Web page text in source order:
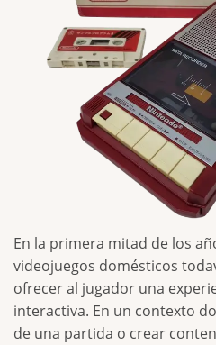
En la primera mitad de los
videojuegos domésticos
ofrecer al jugador una
interactiva. En un contexto
de una partida o crear